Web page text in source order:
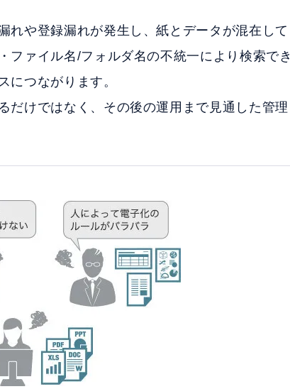
れや登録漏れが発生し、紙とデータが混在して
ファイル名/フォルダ名の不統一により検索でき
につながります。
だけではなく、その後の運用まで見通した管理